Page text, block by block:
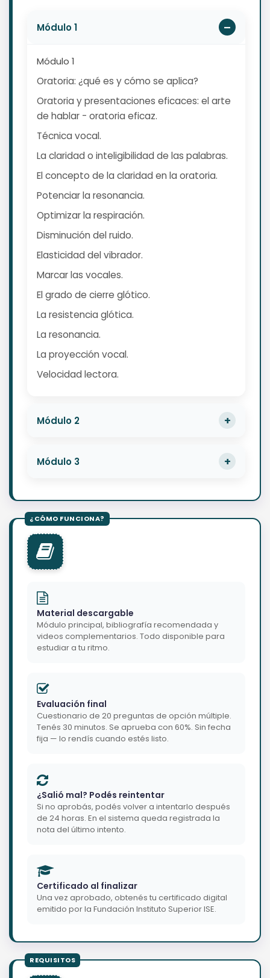
Módulo 1
Módulo 1
Oratoria: ¿qué es y cómo se aplica?
Oratoria y presentaciones eficaces: el arte
de hablar - oratoria eficaz.
Técnica vocal.
La claridad o inteligibilidad de las palabras.
El concepto de la claridad en la oratoria.
Potenciar la resonancia.
Optimizar la respiración.
Disminución del ruido.
Elasticidad del vibrador.
Marcar las vocales.
El grado de cierre glótico.
La resistencia glótica.
La resonancia.
La proyección vocal.
Velocidad lectora.
Módulo 2
Módulo 3
Material descargable
Módulo principal, bibliografía recomendada y
videos complementarios. Todo disponible para
estudiar a tu ritmo.
Evaluación final
Cuestionario de 20 preguntas de opción múltiple.
Tenés 30 minutos. Se aprueba con 60%. Sin fecha
fija — lo rendís cuando estés listo.
¿Salió mal? Podés reintentar
Si no aprobás, podés volver a intentarlo después
de 24 horas. En el sistema queda registrada la
nota del último intento.
Certificado al finalizar
Una vez aprobado, obtenés tu certificado digital
emitido por la Fundación Instituto Superior ISE.